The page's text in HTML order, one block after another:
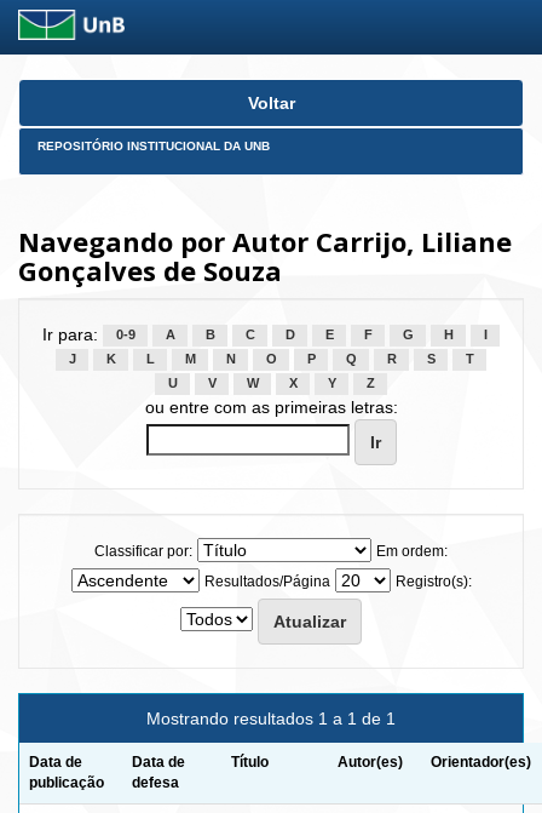
Skip
Voltar
REPOSITÓRIO INSTITUCIONAL DA UNB
Navegando por Autor Carrijo, Liliane
Gonçalves de Souza
Ir para: 0-9 A B C D E F G H
J
K L M N O P Q R S
T
U
V W X Y Z
ou entre com as primeiras letras:
Classificar por:
Em ordem:
Resultados/Página
Registro(s):
Mostrando resultados 1 a 1 de 1
Data de
publicação
Data de
defesa
Título Autor(es) Orientador(es)